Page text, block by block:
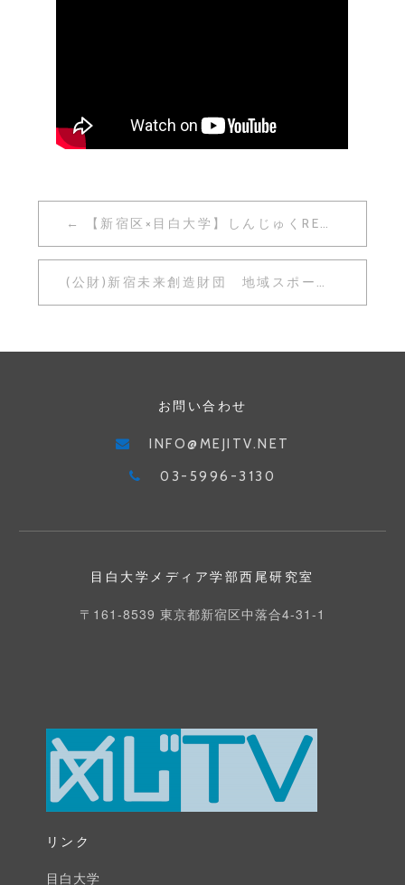
稿
ビ
【新宿区×目白大学】しんじゅくREサーチ 特別編「新宿～歴史さんぽ」
(公財)新宿未来創造財団 地域スポーツ・文化事業の紹介 卓球編・ボッチャ編
お問い合わせ
INFO@MEJITV.NET
03-5996-3130
目白大学メディア学部西尾研究室
〒161-8539 東京都新宿区中落合4-31-1
リンク
目白大学